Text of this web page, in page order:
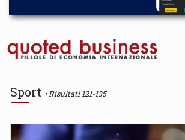
Sport Risultati 121-135